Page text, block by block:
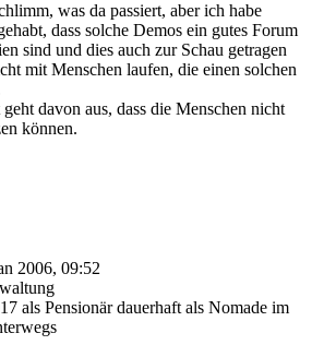
was da passiert, aber ich habe
dass solche Demos ein gutes Forum
sind und dies auch zur Schau getragen
mit Menschen laufen, die einen solchen
davon aus, dass die Menschen nicht
können.
2006, 09:52
als Pensionär dauerhaft als Nomade im